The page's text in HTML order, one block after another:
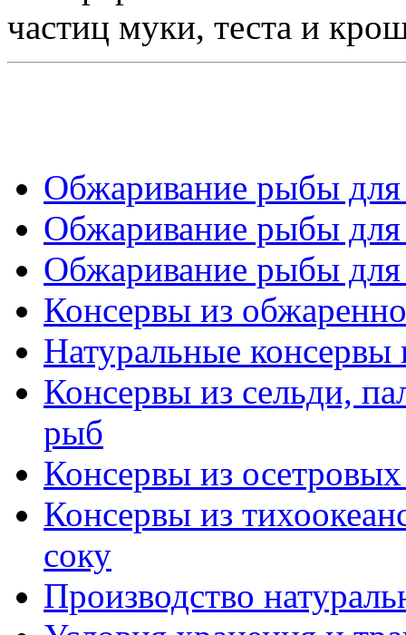
частиц муки, теста и
Обжаривание рыбы для
Обжаривание рыбы для
Обжаривание рыбы для
Консервы из
Натуральные консервы
Консервы из сельди,
рыб
Консервы из
Консервы из
соку
Производство